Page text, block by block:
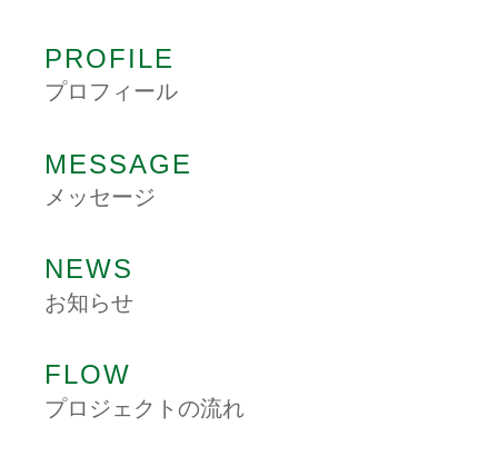
PROFILE
プロフィール
MESSAGE
メッセージ
NEWS
お知らせ
FLOW
プロジェクトの流れ